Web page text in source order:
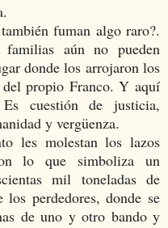
fuman algo raro?.
aún no pueden
donde los arrojaron los
del propio Franco. Y aquí
cuestión de justicia,
y vergüenza.
les molestan los lazos
lo que simboliza un
mil toneladas de
perdedores, donde se
de uno y otro bando y